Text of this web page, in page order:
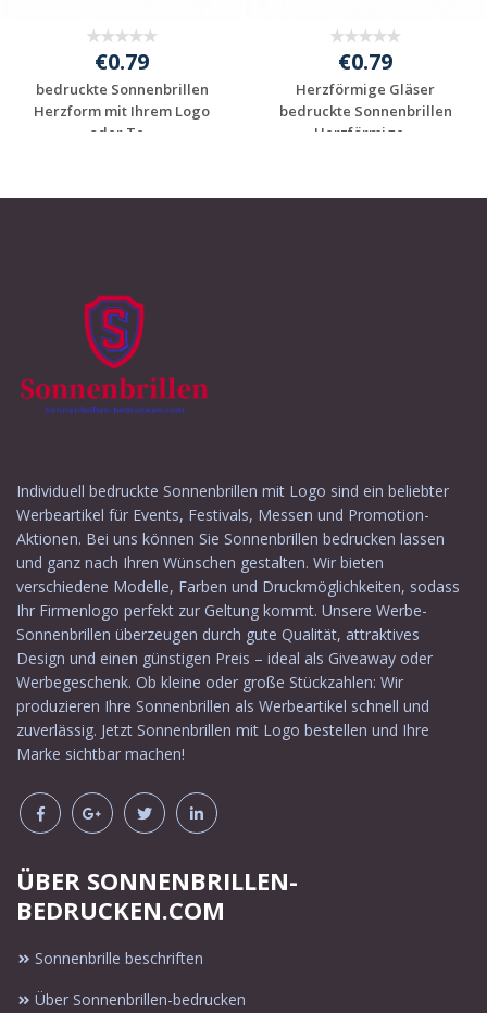
€0.79
bedruckte Sonnenbrillen
Herzform mit Ihrem Logo
oder Te...
anfragen
€0.79
Herzförmige Gläser
bedruckte Sonnenbrillen
Herzförmige ...
anfragen
Individuell bedruckte Sonnenbrillen mit Logo sind ein beliebter
Werbeartikel für Events, Festivals, Messen und Promotion-
Aktionen. Bei uns können Sie Sonnenbrillen bedrucken lassen
und ganz nach Ihren Wünschen gestalten. Wir bieten
verschiedene Modelle, Farben und Druckmöglichkeiten, sodass
Ihr Firmenlogo perfekt zur Geltung kommt. Unsere Werbe-
Sonnenbrillen überzeugen durch gute Qualität, attraktives
Design und einen günstigen Preis – ideal als Giveaway oder
Werbegeschenk. Ob kleine oder große Stückzahlen: Wir
produzieren Ihre Sonnenbrillen als Werbeartikel schnell und
zuverlässig. Jetzt Sonnenbrillen mit Logo bestellen und Ihre
Marke sichtbar machen!
ÜBER SONNENBRILLEN-
BEDRUCKEN.COM
Sonnenbrille beschriften
Über Sonnenbrillen-bedrucken